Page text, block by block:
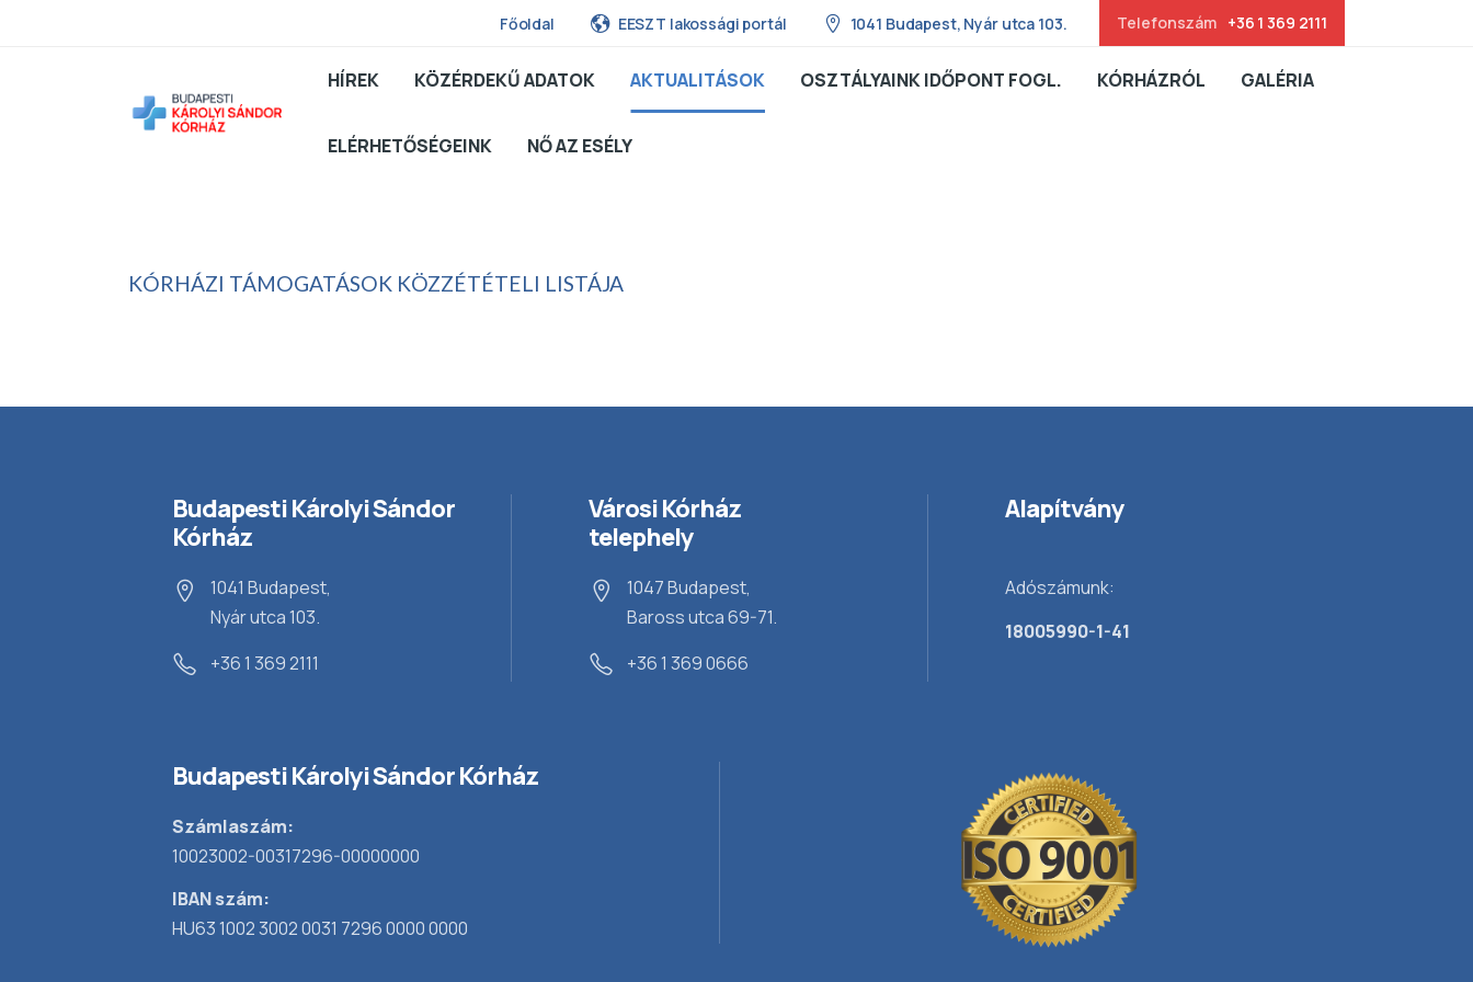
Főoldal EESZT lakossági portál 1041 Budapest, Nyár utca 103. Telefonszám +36 1 369 2111
HÍREK KÖZÉRDEKŰ ADATOK AKTUALITÁSOK OSZTÁLYAINK IDŐPONT FOGL. KÓRHÁZRÓL GALÉRIA
ELÉRHETŐSÉGEINK NŐ AZ ESÉLY
KÓRHÁZI TÁMOGATÁSOK KÖZZÉTÉTELI LISTÁJA
Budapesti Károlyi Sándor
Kórház
1041 Budapest,
Nyár utca 103.
+36 1 369 2111
Városi Kórház
telephely
1047 Budapest,
Baross utca 69-71.
+36 1 369 0666
Alapítvány
Adószámunk:
18005990-1-41
Budapesti Károlyi Sándor Kórház
Számlaszám:
10023002-00317296-00000000
IBAN szám:
HU63 1002 3002 0031 7296 0000 0000